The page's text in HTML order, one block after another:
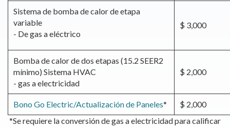
Sistema de bomba de calor de etapa
variable
- De gas a eléctrico
$ 3,000
Bomba de calor de dos etapas (15.2 SEER2
mínimo) Sistema HVAC
- gas a electricidad
$ 2,000
Bono Go Electric/Actualización de Paneles*
$ 2,000
*Se requiere la conversión de gas a electricidad para calificar